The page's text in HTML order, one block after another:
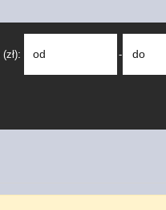
(zł): od - do